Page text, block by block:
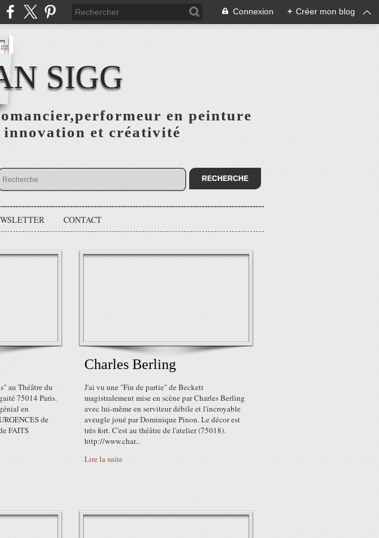
Connexion + Créer mon blog
SIGG
en peinture
innovation et créativité
CONTACT
au Théâtre du
75014 Paris.
en
de
FAITS
Charles Berling
J'ai vu une "Fin de partie" de Beckett
magistralement mise en scène par Charles Berling
avec lui-même en serviteur débile et l'incroyable
aveugle joué par Dominique Pinon. Le décor est
très fort. C'est au théâtre de l'atelier (75018).
http://www.char...
Lire la suite